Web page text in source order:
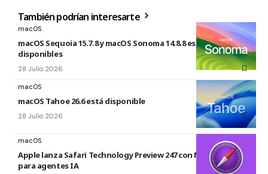
También podrían interesarte
macOS
macOS Sequoia 15.7.8 y macOS Sonoma 14.8.8 están
disponibles
28 Julio 2026
macOS
macOS Tahoe 26.6 está disponible
28 Julio 2026
macOS
Apple lanza Safari Technology Preview 247 con MCP Server
para agentes IA